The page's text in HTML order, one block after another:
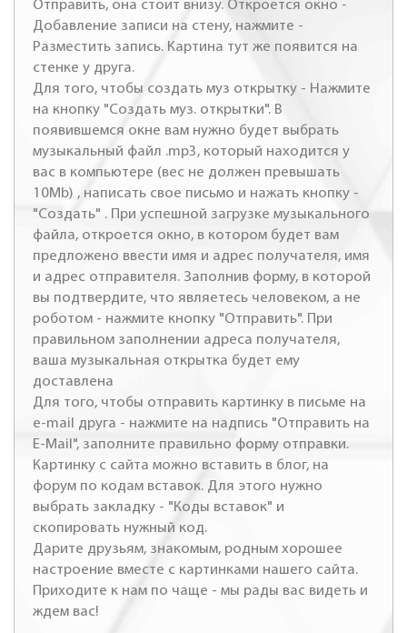
Отправить, она стоит внизу. Откроется окно -
Добавление записи на стену, нажмите -
Разместить запись. Картина тут же появится на
стенке у друга.
Для того, чтобы создать муз открытку - Нажмите
на кнопку "Создать муз. открытки". В
появившемся окне вам нужно будет выбрать
музыкальный файл .mp3, который находится у
вас в компьютере (вес не должен превышать
10Mb) , написать свое письмо и нажать кнопку -
"Создать" . При успешной загрузке музыкального
файла, откроется окно, в котором будет вам
предложено ввести имя и адрес получателя, имя
и адрес отправителя. Заполнив форму, в которой
вы подтвердите, что являетесь человеком, а не
роботом - нажмите кнопку "Отправить". При
правильном заполнении адреса получателя,
ваша музыкальная открытка будет ему
доставлена
Для того, чтобы отправить картинку в письме на
e-mail друга - нажмите на надпись "Отправить на
E-Mail", заполните правильно форму отправки.
Картинку с сайта можно вставить в блог, на
форум по кодам вставок. Для этого нужно
выбрать закладку - "Коды вставок" и
скопировать нужный код.
Дарите друзьям, знакомым, родным хорошее
настроение вместе с картинками нашего сайта.
Приходите к нам по чаще - мы рады вас видеть и
ждем вас!